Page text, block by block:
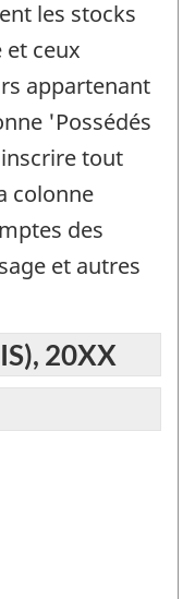
les stocks
ceux
appartenant
'Possédés
tout
colonne
des
et autres
20XX